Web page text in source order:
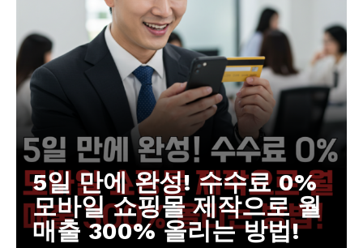
5일 만에 완성! 수수료 0%
모바일 쇼핑몰 제작으로 월
매출 300% 올리는 방법!